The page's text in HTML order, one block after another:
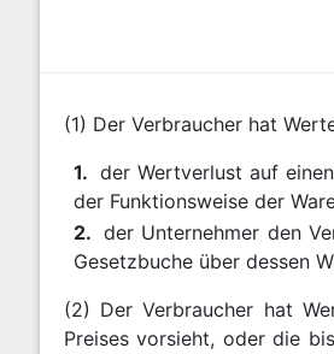
(1) Der Verbraucher hat
1. der Wertverlust auf
der Funktionsweise der
2. der Unternehmer den
Gesetzbuche über dessen
(2) Der Verbraucher hat
Preises vorsieht, oder die